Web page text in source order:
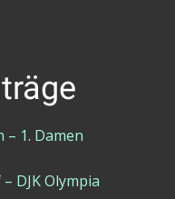
– 1. Damen
DJK Olympia